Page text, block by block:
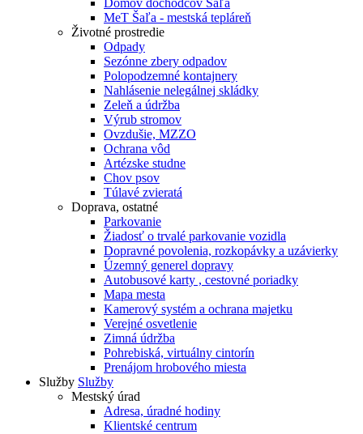
Domov dôchodcov Šaľa
MeT Šaľa - mestská tepláreň
Životné prostredie
Odpady
Sezónne zbery odpadov
Polopodzemné kontajnery
Nahlásenie nelegálnej skládky
Zeleň a údržba
Výrub stromov
Ovzdušie, MZZO
Ochrana vôd
Artézske studne
Chov psov
Túlavé zvieratá
Doprava, ostatné
Parkovanie
Žiadosť o trvalé parkovanie vozidla
Dopravné povolenia, rozkopávky a uzávierky
Územný generel dopravy
Autobusové karty , cestovné poriadky
Mapa mesta
Kamerový systém a ochrana majetku
Verejné osvetlenie
Zimná údržba
Pohrebiská, virtuálny cintorín
Prenájom hrobového miesta
Služby Služby
Mestský úrad
Adresa, úradné hodiny
Klientské centrum